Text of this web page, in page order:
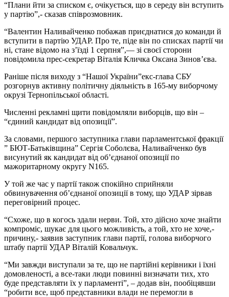
“Плани йти за списком є, очікується, що в середу він вступить
у партію”,- сказав співрозмовник.
“Валентин Наливайченко побажав приєднатися до команди й
вступити в партію УДАР. Про те, піде він по списках партії чи
ні, стане відомо на з’їзді 1 серпня”,— зі своєї сторони
повідомила прес-секретар Віталія Кличка Оксана Зинов’єва.
Раніше після виходу з “Нашої України”екс-глава СБУ
розгорнув активну політичну діяльність в 165-му виборчому
окрузі Тернопільської області.
Численні рекламні щити повідомляли виборців, що він –
“єдиний кандидат від опозиції”.
За словами, першого заступника глави парламентської фракції
” БЮТ-Батьківщина” Сергія Соболєва, Наливайченко був
висунутий як кандидат від об’єднаної опозиції по
мажоритарному округу N165.
У той же час у партії також спокійно сприйняли
обвинувачення об’єднаної опозиції в тому, що УДАР зірвав
переговірний процес.
“Схоже, що в когось здали нерви. Той, хто дійсно хоче знайти
компроміс, шукає для цього можливість, а той, хто не хоче,-
причину,- заявив заступник глави партії, голова виборчого
штабу партії УДАР Віталій Ковальчук.
“Ми завжди виступали за те, що не партійні керівники і їхні
домовленості, а все-таки люди повинні визначати тих, хто
буде представляти їх у парламенті”, – додав він, пообіцявши
“робити все, щоб представники влади не перемогли в